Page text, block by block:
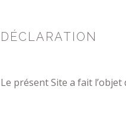
DÉCLARATION
Le présent Site a fait l’objet